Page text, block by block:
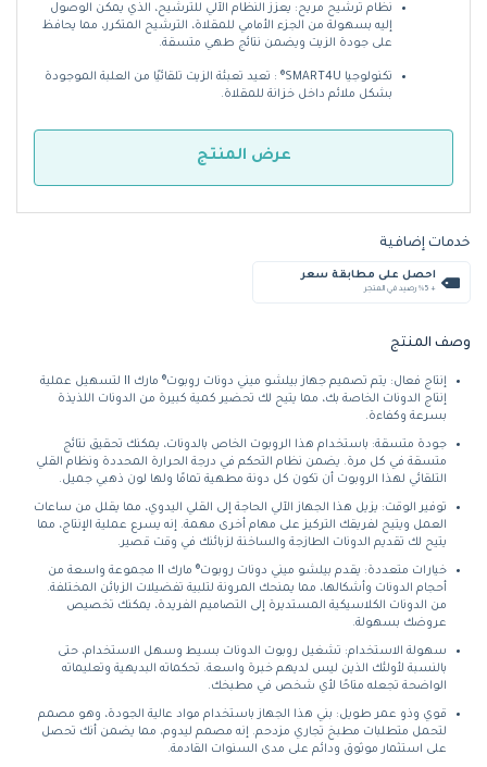
نظام ترشيح مريح: يعزز النظام الآلي للترشيح، الذي يمكن الوصول
إليه بسهولة من الجزء الأمامي للمقلاة، الترشيح المتكرر، مما يحافظ
على جودة الزيت ويضمن نتائج طهي متسقة.
تكنولوجيا SMART4U® : تعيد تعبئة الزيت تلقائيًا من العلبة الموجودة
بشكل ملائم داخل خزانة للمقلاة.
عرض المنتج
خدمات إضافية
احصل على مطابقة سعر
+ %5 رصيد في المتجر
وصف المنتج
إنتاج فعال: يتم تصميم جهاز بيلشو ميني دونات روبوت® مارك II لتسهيل عملية
إنتاج الدونات الخاصة بك، مما يتيح لك تحضير كمية كبيرة من الدونات اللذيذة
بسرعة وكفاءة.
جودة متسقة: باستخدام هذا الروبوت الخاص بالدونات، يمكنك تحقيق نتائج
متسقة في كل مرة. يضمن نظام التحكم في درجة الحرارة المحددة ونظام القلي
التلقائي لهذا الروبوت أن تكون كل دونة مطهية تمامًا ولها لون ذهبي جميل.
توفير الوقت: يزيل هذا الجهاز الآلي الحاجة إلى القلي اليدوي، مما يقلل من ساعات
العمل ويتيح لفريقك التركيز على مهام أخرى مهمة. إنه يسرع عملية الإنتاج، مما
يتيح لك تقديم الدونات الطازجة والساخنة لزبائنك في وقت قصير.
خيارات متعددة: يقدم بيلشو ميني دونات روبوت® مارك II مجموعة واسعة من
أحجام الدونات وأشكالها، مما يمنحك المرونة لتلبية تفضيلات الزبائن المختلفة.
من الدونات الكلاسيكية المستديرة إلى التصاميم الفريدة، يمكنك تخصيص
عروضك بسهولة.
سهولة الاستخدام: تشغيل روبوت الدونات بسيط وسهل الاستخدام، حتى
بالنسبة لأولئك الذين ليس لديهم خبرة واسعة. تحكماته البديهية وتعليماته
الواضحة تجعله متاحًا لأي شخص في مطبخك.
قوي وذو عمر طويل: بني هذا الجهاز باستخدام مواد عالية الجودة، وهو مصمم
لتحمل متطلبات مطبخ تجاري مزدحم. إنه مصمم ليدوم، مما يضمن أنك تحصل
على استثمار موثوق ودائم على مدى السنوات القادمة.